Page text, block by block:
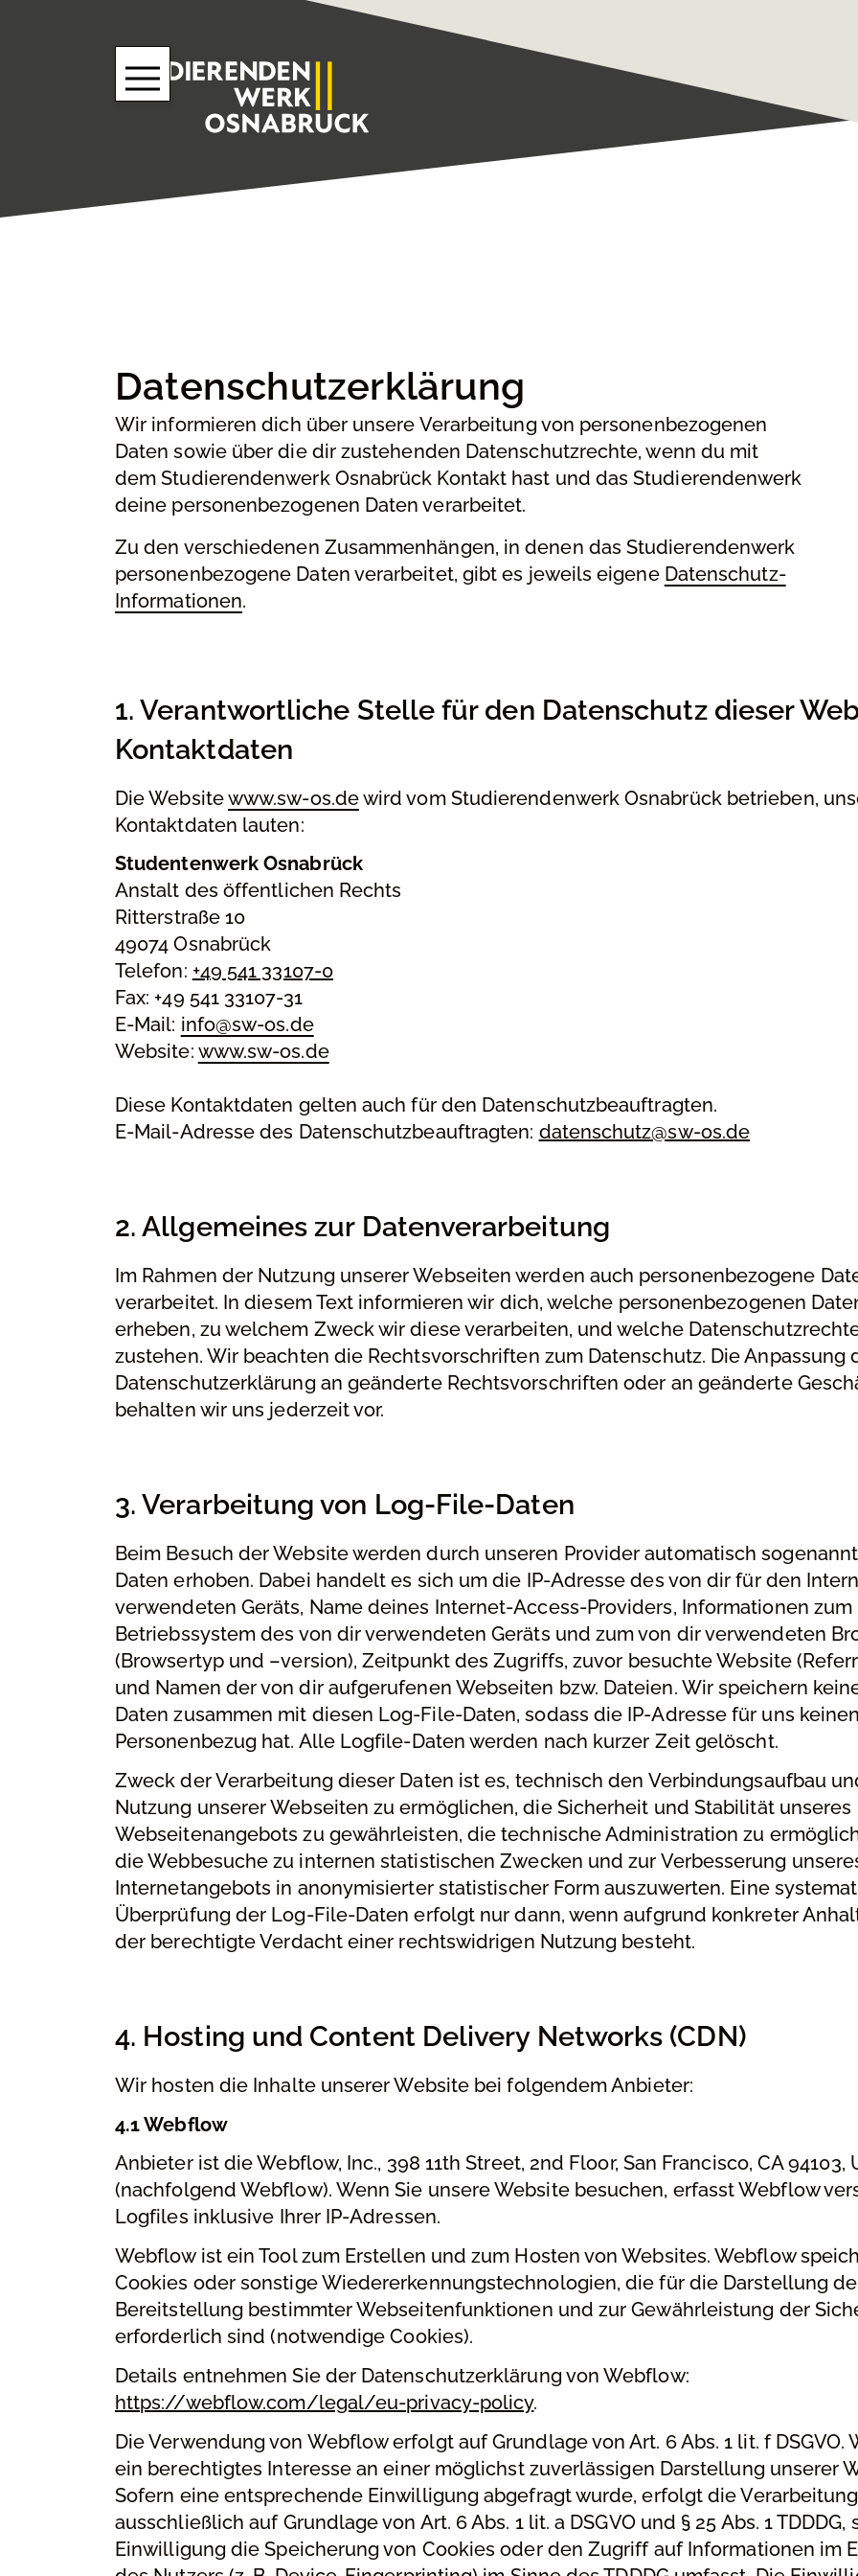
Datenschutzerklärung
Wir informieren dich über unsere Verarbeitung von personenbezogenen
Daten sowie über die dir zustehenden Datenschutzrechte, wenn du mit
dem Studierendenwerk Osnabrück Kontakt hast und das Studierendenwerk
deine personenbezogenen Daten verarbeitet.
Zu den verschiedenen Zusammenhängen, in denen das Studierendenwerk
personenbezogene Daten verarbeitet, gibt es jeweils eigene Datenschutz-
Informationen.
1. Verantwortliche Stelle für den Datenschutz dieser
Kontaktdaten
Die Websitewww.sw-os.dewird vom Studierendenwerk Osnabrück betrieben,
Kontaktdaten lauten:
Studentenwerk Osnabrück
Anstalt des öffentlichen Rechts
Ritterstraße 10
49074 Osnabrück
Telefon: +49 541 33107-0
Fax: +49 541 33107-31
E-Mail: info@sw-os.de
Website: www.sw-os.de
Diese Kontaktdaten gelten auch für den Datenschutzbeauftragten.
E-Mail-Adresse des Datenschutzbeauftragten: datenschutz@sw-os.de
2. Allgemeines zur Datenverarbeitung
Im Rahmen der Nutzung unserer Webseiten werden auch personenbezogene
verarbeitet. In diesem Text informieren wir dich, welche personenbezogenen
erheben, zu welchem Zweck wir diese verarbeiten, und welche
zustehen. Wir beachten die Rechtsvorschriften zum Datenschutz. Die Anpassung
Datenschutzerklärung an geänderte Rechtsvorschriften oder an geänderte
behalten wir uns jederzeit vor.
3. Verarbeitung von Log-File-Daten
Beim Besuch der Website werden durch unseren Provider automatisch
Daten erhoben. Dabei handelt es sich um die IP-Adresse des von dir für den
verwendeten Geräts, Name deines Internet-Access-Providers, Informationen zum
Betriebssystem des von dir verwendeten Geräts und zum von dir verwendeten
(Browsertyp und –version), Zeitpunkt des Zugriffs, zuvor besuchte Website
und Namen der von dir aufgerufenen Webseiten bzw. Dateien. Wir speichern
Daten zusammen mit diesen Log-File-Daten, sodass die IP-Adresse für uns
Personenbezug hat. Alle Logfile-Daten werden nach kurzer Zeit gelöscht.
Zweck der Verarbeitung dieser Daten ist es, technisch den Verbindungsaufbau
Nutzung unserer Webseiten zu ermöglichen, die Sicherheit und Stabilität unseres
Webseitenangebots zu gewährleisten, die technische Administration zu
die Webbesuche zu internen statistischen Zwecken und zur Verbesserung
Internetangebots in anonymisierter statistischer Form auszuwerten. Eine
Überprüfung der Log-File-Daten erfolgt nur dann, wenn aufgrund konkreter
der berechtigte Verdacht einer rechtswidrigen Nutzung besteht.
4. Hosting und Content Delivery Networks (CDN)
Wir hosten die Inhalte unserer Website bei folgendem Anbieter:
4.1 Webflow
Anbieter ist die Webflow, Inc., 398 11th Street, 2nd Floor, San Francisco, CA 94103,
(nachfolgend Webflow). Wenn Sie unsere Website besuchen, erfasst Webflow
Logfiles inklusive Ihrer IP-Adressen.
Webflow ist ein Tool zum Erstellen und zum Hosten von Websites. Webflow
Cookies oder sonstige Wiedererkennungstechnologien, die für die Darstellung
Bereitstellung bestimmter Webseitenfunktionen und zur Gewährleistung der
erforderlich sind (notwendige Cookies).
Details entnehmen Sie der Datenschutzerklärung von Webflow:
https://webflow.com/legal/eu-privacy-policy.
Die Verwendung von Webflow erfolgt auf Grundlage von Art. 6 Abs. 1 lit. f DSGVO.
ein berechtigtes Interesse an einer möglichst zuverlässigen Darstellung unserer
Sofern eine entsprechende Einwilligung abgefragt wurde, erfolgt die Verarbeitung
ausschließlich auf Grundlage von Art. 6 Abs. 1 lit. a DSGVO und § 25 Abs. 1
Einwilligung die Speicherung von Cookies oder den Zugriff auf Informationen im